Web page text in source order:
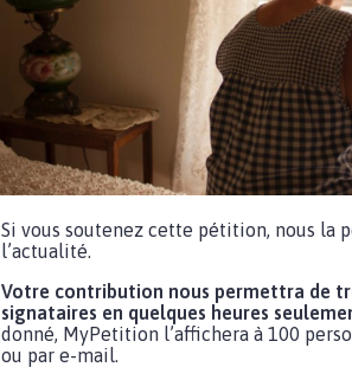
Si vous soutenez cette pétition, nous la
l’actualité.
Votre contribution nous permettra de
signataires en quelques heures
donné, MyPetition l’affichera à 100
ou par e-mail.